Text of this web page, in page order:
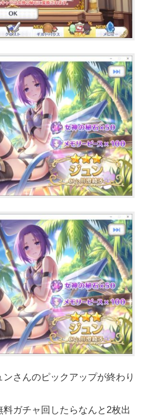
さんのピックアップが終わり
ガチャ回したらなんと2枚出